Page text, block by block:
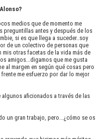
medios que de momento me
preguntillas antes y después de los
si es que llega a suceder..soy
de un colectivo de personas que
mis otras facetas de la vida más de
amigos...digamos que me gusta
al margen en según qué cosas pero
me esfuerzo por dar lo mejor
aficionados a través de las
un gran trabajo, pero...¿cómo se os